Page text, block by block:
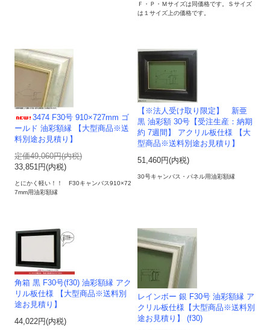
Ｆ・Ｐ・Ｍサイズは同価格です。Ｓサイズ
は１サイズ上の価格です。
3474 F30号 910×727mm ゴ
ールド 油彩額縁 【大型商品※送
料別途お見積り】
定価49,060円(内税)
33,851円(内税)
とにかく軽い！！ F30キャンバス910×72
7mm用油彩額縁
【※法人受け取り限定】 新亜
黒 油彩額 30号【受注生産：納期
約 7週間】 アクリル板仕様 【大
型商品※送料別途お見積り】
51,460円(内税)
30号キャンバス・パネル用油彩額縁
角箱 黒 F30号(f30) 油彩額縁 アク
リル板仕様 【大型商品※送料別
途お見積り】
44,022円(内税)
レインボー 銀 F30号 油彩額縁 ア
クリル板仕様【大型商品※送料別
途お見積り】 (f30)